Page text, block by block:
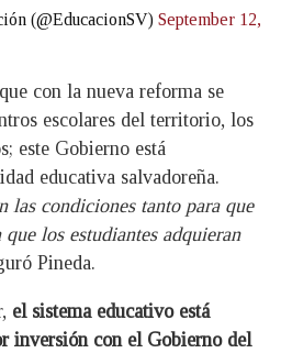
(@EducacionSV) September 12,
con la nueva reforma se
escolares del territorio, los
este Gobierno está
educativa salvadoreña.
las condiciones tanto para que
los estudiantes adquieran
Pineda.
el sistema educativo está
inversión con el Gobierno del